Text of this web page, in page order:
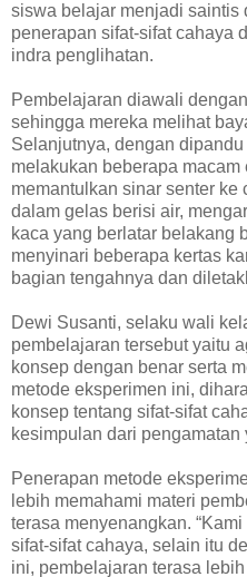
siswa belajar menjadi saintis
penerapan sifat-sifat cahaya
indra penglihatan.
Pembelajaran diawali
sehingga mereka melihat
Selanjutnya, dengan
melakukan beberapa macam
memantulkan sinar senter
dalam gelas berisi air,
kaca yang berlatar belakang
menyinari beberapa kertas
bagian tengahnya dan
Dewi Susanti, selaku wali
pembelajaran tersebut yaitu
konsep dengan benar serta
metode eksperimen ini,
konsep tentang sifat-sifat
kesimpulan dari pengamatan
Penerapan metode
lebih memahami materi
terasa menyenangkan.
sifat-sifat cahaya, selain itu
ini, pembelajaran terasa